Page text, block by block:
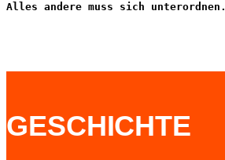
Alles andere muss sich unterordnen.
GESCHICHTE